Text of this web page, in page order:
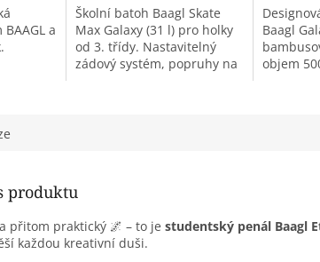
a
Školní batoh Baagl Skate
Max Galaxy (31 l) pro holky
od 3. třídy. Nastavitelný
zádový systém, popruhy na
Baagl
objem
produktu
přitom praktický 🌌 – to je studentský penál Baagl
každou kreativní duši.